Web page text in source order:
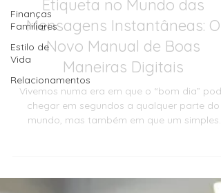
Finanças
Familiares
Estilo de
Vida
Relacionamentos
Desenvolvimento Pessoal
Etiqueta no Mundo das
Mensagens Instantâneas: O
Novo Manual de Boas
Maneiras Digitais
Vivemos numa era em que o “bom dia” pode